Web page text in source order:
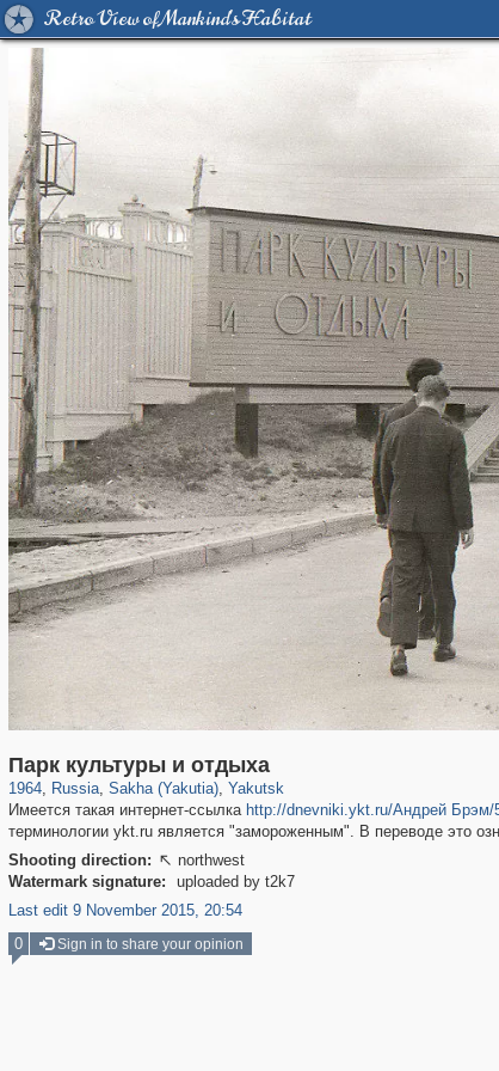
Retro View of Mankind's Habitat
Парк культуры и отдыха
1964, Russia
1,406,761 29,243
, Sakha (Yakutia)
3,006 15
, Yakutsk
2,164 14
Имеется такая интернет-ссылка http://dnevniki.ykt.ru/Андрей Брэм/
терминологии ykt.ru является "замороженным". В переводе это
Shooting direction:  northwest
Watermark signature:
uploaded by t2k7
Last edit 9 November 2015, 20:54
0 Sign in to share your opinion